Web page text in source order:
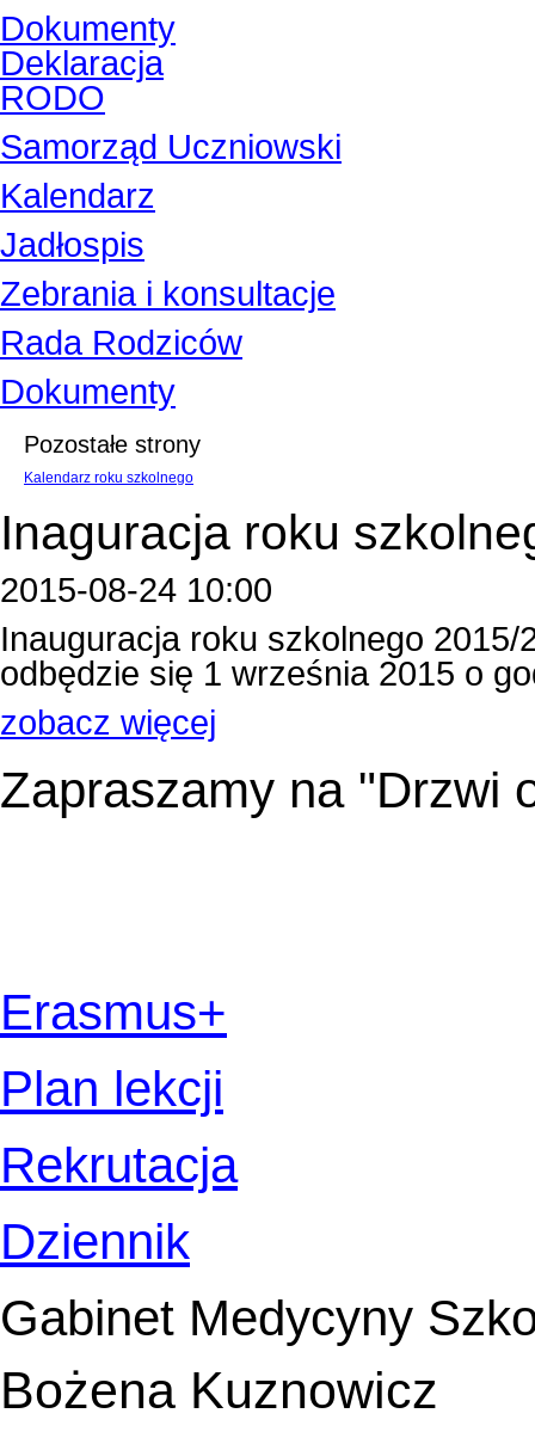
Dokumenty
Deklaracja
RODO
Samorząd Uczniowski
Kalendarz
Jadłospis
Zebrania i konsultacje
Rada Rodziców
Dokumenty
Pozostałe strony
Kalendarz roku szkolnego
Inaguracja roku
2015-08-24 10:00
Inauguracja roku szkolnego
odbędzie się 1 września 2015 o
zobacz więcej
Zapraszamy na "Drzwi
Erasmus+
Plan lekcji
Rekrutacja
Dziennik
Gabinet Medycyny
Bożena Kuznowicz